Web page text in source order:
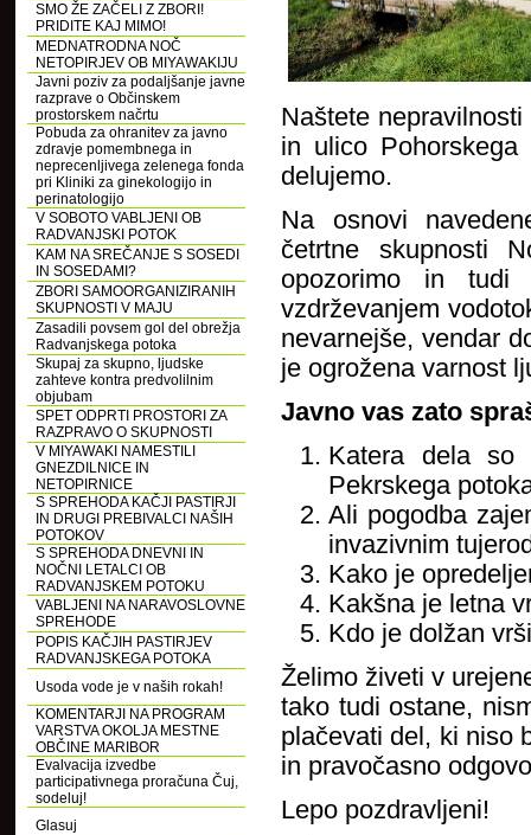
SMO ŽE ZAČELI Z ZBORI!
PRIDITE KAJ MIMO!
MEDNATRODNA NOČ
NETOPIRJEV OB MIYAWAKIJU
Javni poziv za podaljšanje javne
razprave o Občinskem
prostorskem načrtu
Pobuda za ohranitev za javno
zdravje pomembnega in
neprecenljivega zelenega fonda
pri Kliniki za ginekologijo in
perinatologijo
V SOBOTO VABLJENI OB
RADVANJSKI POTOK
KAM NA SREČANJE S SOSEDI
IN SOSEDAMI?
ZBORI SAMOORGANIZIRANIH
SKUPNOSTI V MAJU
Zasadili povsem gol del obrežja
Radvanjskega potoka
Skupaj za skupno, ljudske
zahteve kontra predvolilnim
objubam
SPET ODPRTI PROSTORI ZA
RAZPRAVO O SKUPNOSTI
V MIYAWAKI NAMESTILI
GNEZDILNICE IN
NETOPIRNICE
S SPREHODA KAČJI PASTIRJI
IN DRUGI PREBIVALCI NAŠIH
POTOKOV
S SPREHODA DNEVNI IN
NOČNI LETALCI OB
RADVANJSKEM POTOKU
VABLJENI NA NARAVOSLOVNE
SPREHODE
POPIS KAČJIH PASTIRJEV
RADVANJSKEGA POTOKA
Usoda vode je v naših rokah!
KOMENTARJI NA PROGRAM
VARSTVA OKOLJA MESTNE
OBČINE MARIBOR
Evalvacija izvedbe
participativnega proračuna Čuj,
sodeluj!
Glasuj
Naštete
in ulico
delujemo.
Na osnovi
četrtne skupnosti
opozorimo in tudi
vzdrževanjem
nevarnejše, vendar
je ogrožena varnost
Javno vas zato
Katera dela so
Pekrskega
Ali pogodba
invazivnim
Kako je
Kakšna je letna
Kdo je dolžan
Želimo živeti v
tako tudi ostane,
plačevati del, ki niso
in pravočasno
Lepo pozdravljeni!